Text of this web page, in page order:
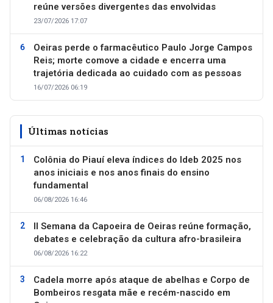
reúne versões divergentes das envolvidas
23/07/2026 17:07
Oeiras perde o farmacêutico Paulo Jorge Campos
Reis; morte comove a cidade e encerra uma
trajetória dedicada ao cuidado com as pessoas
16/07/2026 06:19
Últimas notícias
Colônia do Piauí eleva índices do Ideb 2025 nos
anos iniciais e nos anos finais do ensino
fundamental
06/08/2026 16:46
II Semana da Capoeira de Oeiras reúne formação,
debates e celebração da cultura afro-brasileira
06/08/2026 16:22
Cadela morre após ataque de abelhas e Corpo de
Bombeiros resgata mãe e recém-nascido em